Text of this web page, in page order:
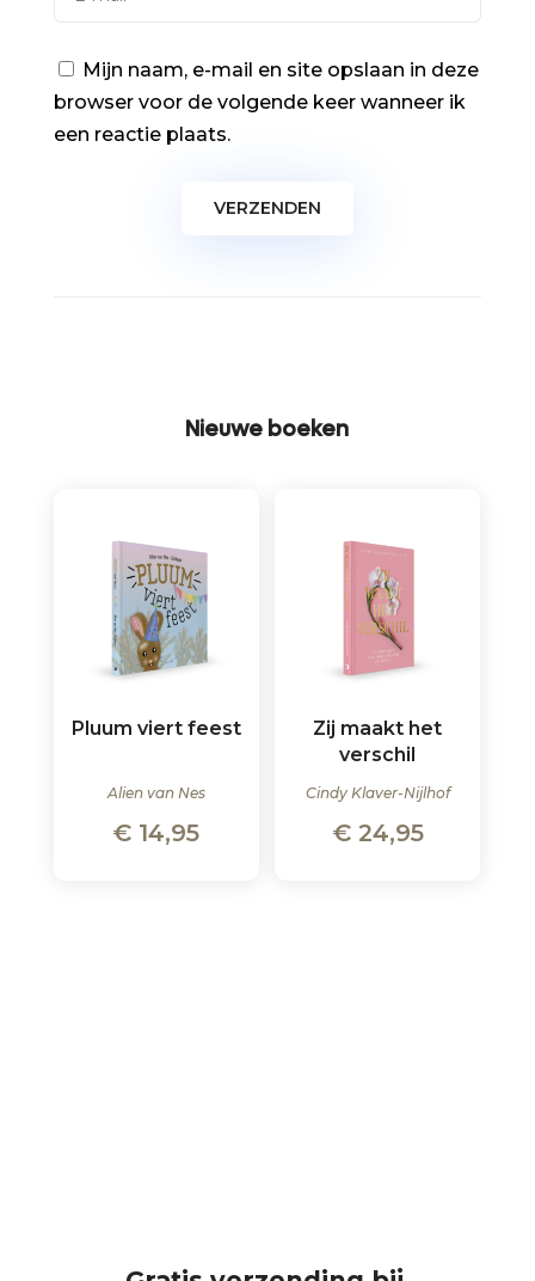
Mijn naam, e-mail en site opslaan in deze
browser voor de volgende keer wanneer ik
een reactie plaats.
Nieuwe boeken
Pluum viert feest
Alien van Nes
€ 14,95
Zij maakt het
verschil
Cindy Klaver-Nijlhof
€24,95